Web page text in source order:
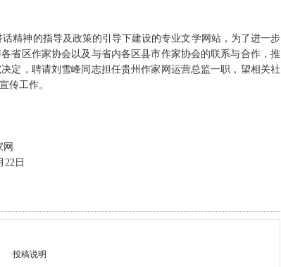
精神的指导及政策的引导下建设的专业文学网站，为了进一步
省区作家协会以及与省内各区县市作家协会的联系与合作，推
定，聘请刘雪峰同志担任贵州作家网运营总监一职，望相关社
传工作。
·投稿说明